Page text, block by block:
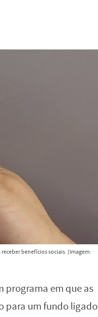
benefícios sociais. (Imagem:
programa em que as
para um fundo ligado